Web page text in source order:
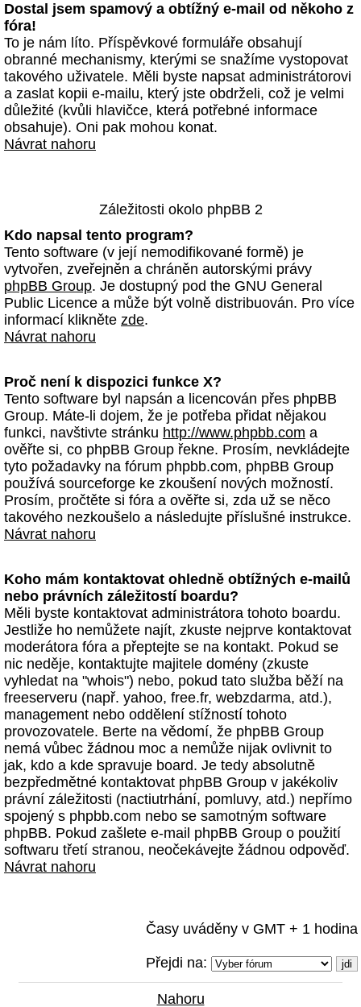
Dostal jsem spamový a obtížný e-mail od někoho z
fóra!
To je nám líto. Příspěvkové formuláře obsahují
obranné mechanismy, kterými se snažíme vystopovat
takového uživatele. Měli byste napsat administrátorovi
a zaslat kopii e-mailu, který jste obdrželi, což je velmi
důležité (kvůli hlavičce, která potřebné informace
obsahuje). Oni pak mohou konat.
Návrat nahoru
Záležitosti okolo phpBB 2
Kdo napsal tento program?
Tento software (v její nemodifikované formě) je
vytvořen, zveřejněn a chráněn autorskými právy
phpBB Group. Je dostupný pod the GNU General
Public Licence a může být volně distribuován. Pro více
informací klikněte zde.
Návrat nahoru
Proč není k dispozici funkce X?
Tento software byl napsán a licencován přes phpBB
Group. Máte-li dojem, že je potřeba přidat nějakou
funkci, navštivte stránku http://www.phpbb.com a
ověřte si, co phpBB Group řekne. Prosím, nevkládejte
tyto požadavky na fórum phpbb.com, phpBB Group
používá sourceforge ke zkoušení nových možností.
Prosím, pročtěte si fóra a ověřte si, zda už se něco
takového nezkoušelo a následujte příslušné instrukce.
Návrat nahoru
Koho mám kontaktovat ohledně obtížných e-mailů
nebo právních záležitostí boardu?
Měli byste kontaktovat administrátora tohoto boardu.
Jestliže ho nemůžete najít, zkuste nejprve kontaktovat
moderátora fóra a přeptejte se na kontakt. Pokud se
nic neděje, kontaktujte majitele domény (zkuste
vyhledat na "whois") nebo, pokud tato služba běží na
freeserveru (např. yahoo, free.fr, webzdarma, atd.),
management nebo oddělení stížností tohoto
provozovatele. Berte na vědomí, že phpBB Group
nemá vůbec žádnou moc a nemůže nijak ovlivnit to
jak, kdo a kde spravuje board. Je tedy absolutně
bezpředmětné kontaktovat phpBB Group v jakékoliv
právní záležitosti (nactiutrhání, pomluvy, atd.) nepřímo
spojený s phpbb.com nebo se samotným software
phpBB. Pokud zašlete e-mail phpBB Group o použití
softwaru třetí stranou, neočekávejte žádnou odpověď.
Návrat nahoru
Časy uváděny v GMT + 1 hodina
Přejdi na:
Nahoru